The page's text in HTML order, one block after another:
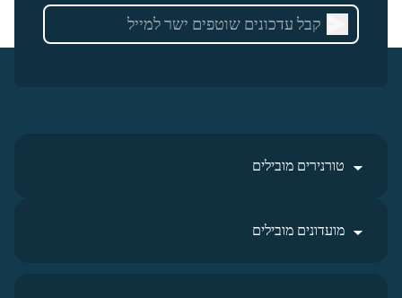
טורנירים מובילים
מועדונים מובילים